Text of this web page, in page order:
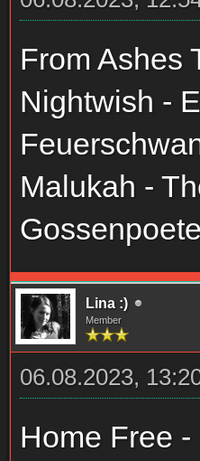
From Ashes
Nightwish -
Malukah -
Lina :)
Member
06.08.2023,
Home Free